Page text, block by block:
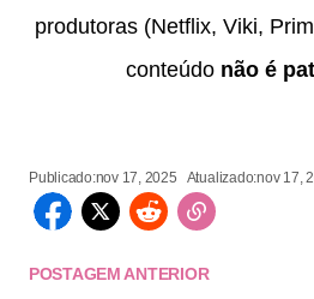
produtoras (Netflix, Viki,
conteúdo não é
Publicado:nov 17, 2025 Atualizado:nov 17,
POSTAGEM ANTERIOR